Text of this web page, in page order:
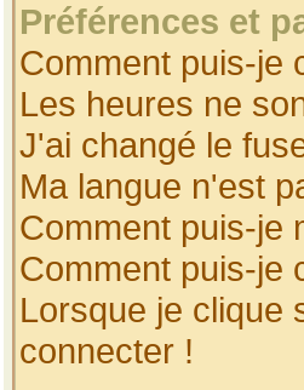
Préférences et
Comment puis-je
Les heures ne
J'ai changé le
Ma langue n'est
Comment puis-je
Comment puis-je
Lorsque je clique
connecter !